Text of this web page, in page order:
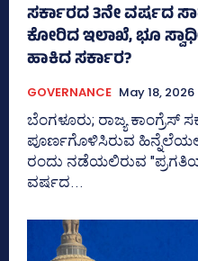
ಸರ್ಕಾರದ 3ನೇ ವರ್ಷದ
ಕೋರಿದ ಇಲಾಖೆ, ಭೂ
ಹಾಕಿದ ಸರ್ಕಾರ?
GOVERNANCE May 18, 2026
ಬೆಂಗಳೂರು; ರಾಜ್ಯ ಕಾಂಗ್ರೆಸ್‌
ಪೂರ್ಣಗೊಳಿಸಿರುವ
ರಂದು ನಡೆಯಲಿರುವ
ವರ್ಷದ...